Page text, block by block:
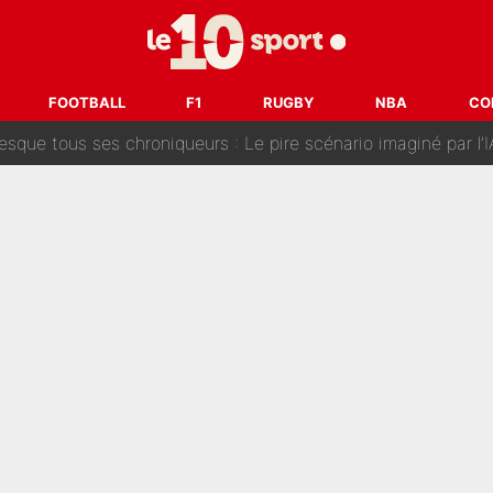
FOOTBALL F1 RUGBY NBA
Le PSG veut frapper fort et prépare un mercato à plus de
Emmanuel Macron a incité le président de la FFF à s’opposer au projet
tous ses chroniqueurs : Le pire scénario imaginé par